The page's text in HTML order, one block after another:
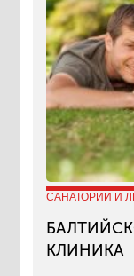
САНАТОРИИ И
КЛИНИКА